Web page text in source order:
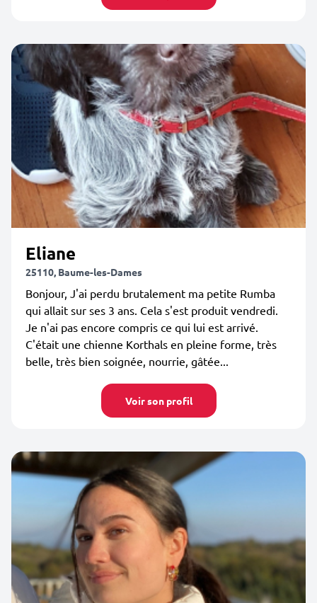
Eliane
25110, Baume-les-Dames
Bonjour, J'ai perdu brutalement ma petite Rumba
qui allait sur ses 3 ans. Cela s'est produit vendredi.
Je n'ai pas encore compris ce qui lui est arrivé.
C'était une chienne Korthals en pleine forme, très
belle, très bien soignée, nourrie, gâtée...
Voir son profil